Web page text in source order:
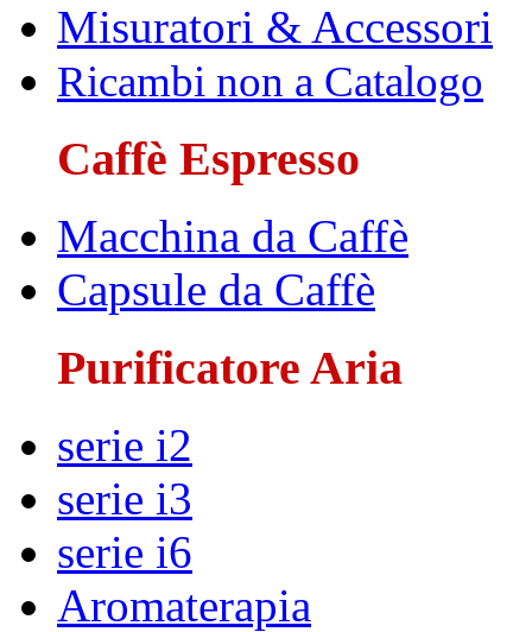
Misuratori & Accessori
Ricambi non a Catalogo
Caffè Espresso
Macchina da Caffè
Capsule da Caffè
Purificatore Aria
serie i2
serie i3
serie i6
Aromaterapia